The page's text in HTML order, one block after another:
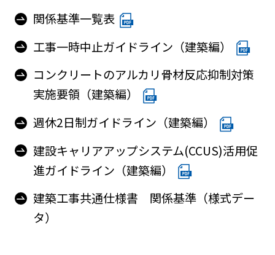
関係基準一覧表
工事一時中止ガイドライン（建築編）
コンクリートのアルカリ骨材反応抑制対策
実施要領（建築編）
週休2日制ガイドライン（建築編）
建設キャリアアップシステム(CCUS)活用促
進ガイドライン（建築編）
建築工事共通仕様書 関係基準（様式デー
タ）